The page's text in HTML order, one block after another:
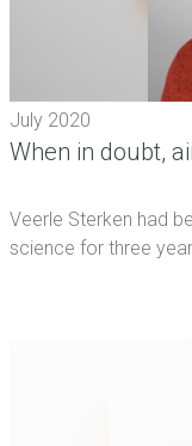
July 2020
When in doubt,
Veerle Sterken had
science for three